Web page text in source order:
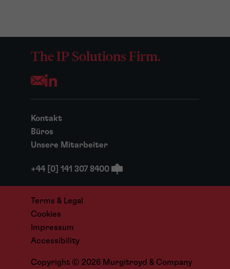
The IP Solutions Firm.
Opens your mail application
Kontakt
Büros
Unsere Mitarbeiter
+44 [0] 141 307 8400
Copyright © 2026 Murgitroyd & Company
Terms & Legal
Cookies
Impressum
Accessibility